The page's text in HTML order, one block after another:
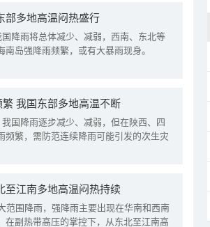
部多地高温闷热盛行
降雨将总体减少、减弱，西南、东北等
岛强降雨频繁，或有大暴雨现身。
我国东部多地高温不断
国降雨逐步减少、减弱，但在陕西、四
频繁，需防范连续降雨可能引发的次生灾
至江南多地高温闷热持续
范围降雨，强降雨主要出现在华南和西南
在副热带高压的掌控下，从东北至江南高